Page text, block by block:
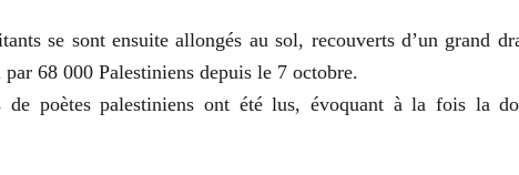
se sont ensuite allongés au sol, recouverts d’un grand
68 000 Palestiniens depuis le 7 octobre.
de poètes palestiniens ont été lus, évoquant à la fois la